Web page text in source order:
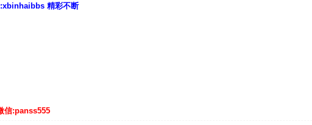
精彩不断
信:panss555